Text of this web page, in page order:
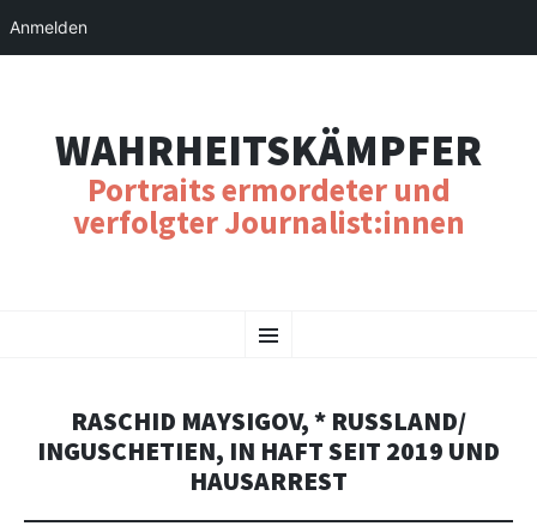
WAHRHEITSKÄMPFER
Portraits ermordeter und
verfolgter Journalist:innen
Menu
TO
RASCHID MAYSIGOV, * RUSSLAND/
INGUSCHETIEN, IN HAFT SEIT 2019 UND
HAUSARREST
Anmelden